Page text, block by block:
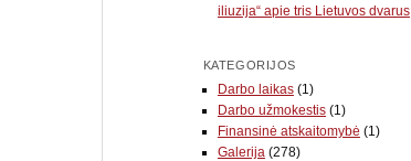
iliuzija“ apie tris Lietuvos dvarus
KATEGORIJOS
Darbo laikas(1)
Darbo užmokestis(1)
Finansinė atskaitomybė (1)
Galerija (278)